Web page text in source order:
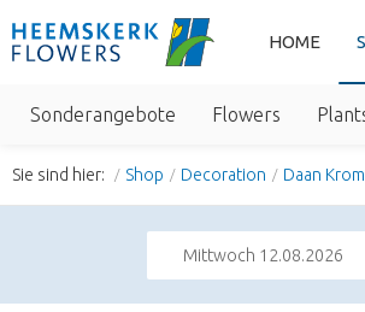
HOME
Sonderangebote Flowers
Sie sind hier: Shop Decoration Daan
Mittwoch 12.08.2026